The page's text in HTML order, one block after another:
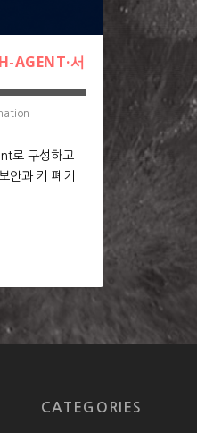
AGENT·서
로 구성하고
안과 키 폐기
CATEGORIES